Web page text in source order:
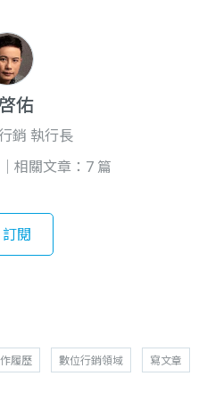
佑
銷 執行長
相關文章：7 篇
訂閱
履歷 數位行銷領域 寫文章